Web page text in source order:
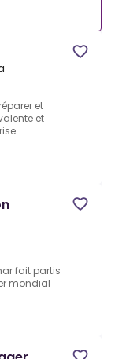
et
et
...
fait partis
mondial